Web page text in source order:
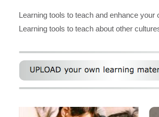
Learning tools to teach and enhance your
Learning tools to teach about other